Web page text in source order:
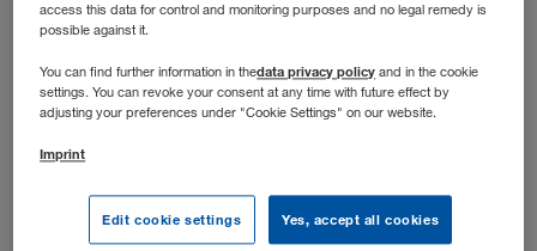
Stellenbeschreibung
access this data for control and monitoring purposes and no legal remedy is
possible against it.
You can find further information in thedata privacy policy and in the cookie
settings. You can revoke your consent at any time with future effect by
adjusting your preferences under "Cookie Settings" on our website.
Imprint
Edit cookie settings Yes, accept all cookies